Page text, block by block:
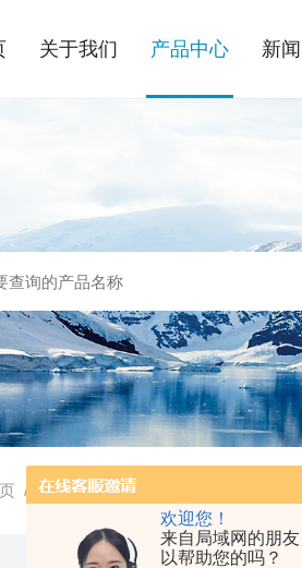
欢迎您！
来自局域网的朋
以帮助您的吗？
关于我们 产品中心 新
/ 产品中心/常规水质仪器